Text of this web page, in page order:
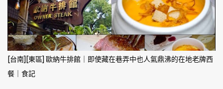
[台南][東區] 歐納牛排館｜即使藏在巷弄中也人氣鼎沸的在地老牌西
餐｜食記